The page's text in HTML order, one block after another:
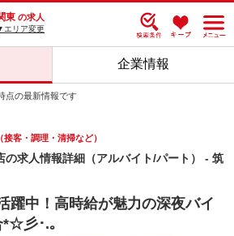
東 の求人
エリア変更
企業情報
点の最新情報です
客・調理・清掃など）
求人情報詳細（アルバイト/パート） - 筑
躍中！高時給が魅力の深夜バイ
*☆彡･.｡